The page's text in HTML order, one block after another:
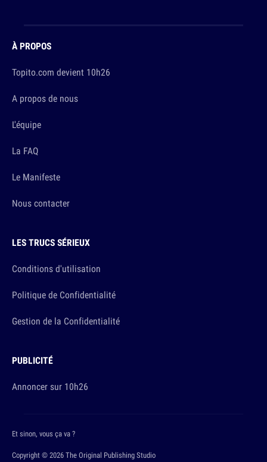
À PROPOS
Topito.com devient 10h26
A propos de nous
L'équipe
La FAQ
Le Manifeste
Nous contacter
LES TRUCS SÉRIEUX
Conditions d'utilisation
Politique de Confidentialité
Gestion de la Confidentialité
PUBLICITÉ
Annoncer sur 10h26
Copyright © 2026 The Original Publishing Studio
Et sinon, vous ça va ?